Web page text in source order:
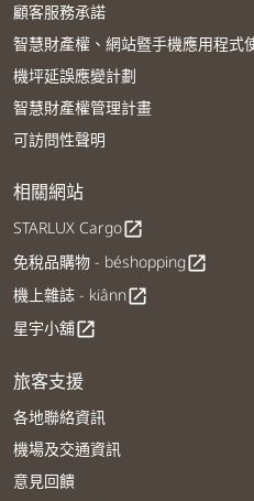
顧客服務承諾
智慧財產權、網站暨手機應用程式
機坪延誤應變計劃
智慧財產權管理計畫
可訪問性聲明
相關網站
STARLUX Cargoopen_in_new
免稅品購物 - béshoppingopen_in_new
機上雜誌 - kiânnopen_in_new
星宇小舖open_in_new
旅客支援
各地聯絡資訊
機場及交通資訊
意見回饋